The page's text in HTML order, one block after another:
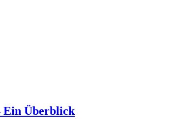
Ein Überblick